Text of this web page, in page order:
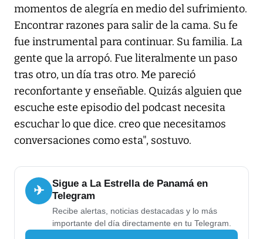
momentos de alegría en medio del sufrimiento.
Encontrar razones para salir de la cama. Su fe
fue instrumental para continuar. Su familia. La
gente que la arropó. Fue literalmente un paso
tras otro, un día tras otro. Me pareció
reconfortante y enseñable. Quizás alguien que
escuche este episodio del podcast necesita
escuchar lo que dice. creo que necesitamos
conversaciones como esta", sostuvo.
✈
Sigue a La Estrella de Panamá en
Telegram
Recibe alertas, noticias destacadas y lo más
importante del día directamente en tu Telegram.